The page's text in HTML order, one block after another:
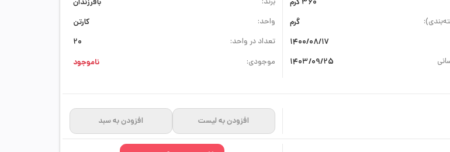
360 گرم
گرم
1400/08/17
1403/09/25
برند: بافرزندان
واحد: کارتن
تعداد در واحد: 20
موجودی: ناموجود
افزودن به لیست افزودن به سبد